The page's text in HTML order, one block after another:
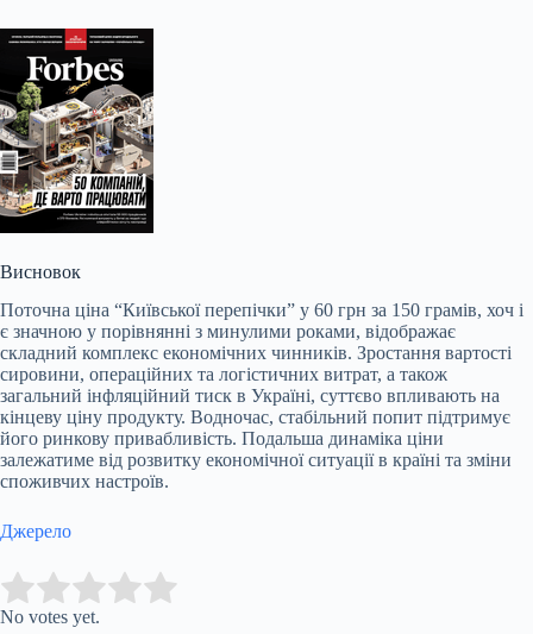
Висновок
Поточна ціна “Київської перепічки” у 60 грн за 150 грамів, хоч і
є значною у порівнянні з минулими роками, відображає
складний комплекс економічних чинників. Зростання вартості
сировини, операційних та логістичних витрат, а також
загальний інфляційний тиск в Україні, суттєво впливають на
кінцеву ціну продукту. Водночас, стабільний попит підтримує
його ринкову привабливість. Подальша динаміка ціни
залежатиме від розвитку економічної ситуації в країні та зміни
споживчих настроїв.
Джерело
Rate this item:
No votes yet.